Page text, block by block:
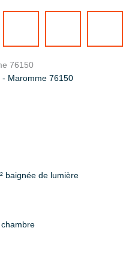
76150
Maromme 76150
baignée de lumière